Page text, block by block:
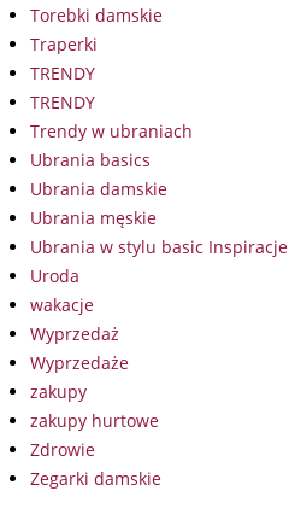
Torebki damskie
Traperki
TRENDY
TRENDY
Trendy w ubraniach
Ubrania basics
Ubrania damskie
Ubrania męskie
Ubrania w stylu basic Inspiracje
Uroda
wakacje
Wyprzedaż
Wyprzedaże
zakupy
zakupy hurtowe
Zdrowie
Zegarki damskie